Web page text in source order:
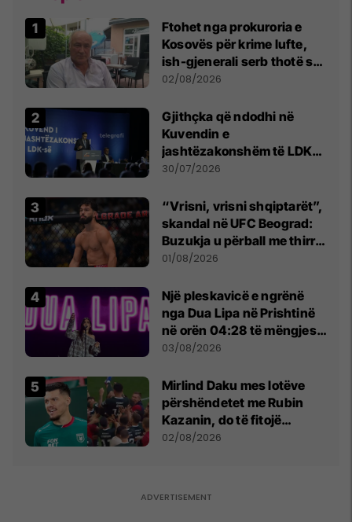
Ftohet nga prokuroria e
Kosovës për krime lufte,
ish-gjenerali serb thotë se
dikush e tradhtoi në
02/08/2026
Gjithçka që ndodhi në
Kuvendin e
jashtëzakonshëm të LDK-
së
30/07/2026
“Vrisni, vrisni shqiptarët”,
skandal në UFC Beograd:
Buzukja u përball me thirrje
anti-shqiptare nga
01/08/2026
Një pleskavicë e ngrënë
nga Dua Lipa në Prishtinë
në orën 04:28 të mëngjesit
- dhe bota digjitale serbe
03/08/2026
Mirlind Daku mes lotëve
përshëndetet me Rubin
Kazanin, do të fitojë
miliona te Spartak Moska
02/08/2026